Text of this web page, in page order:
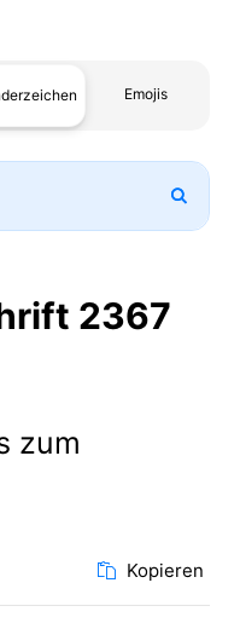
Emojis
2367
zum
Kopieren